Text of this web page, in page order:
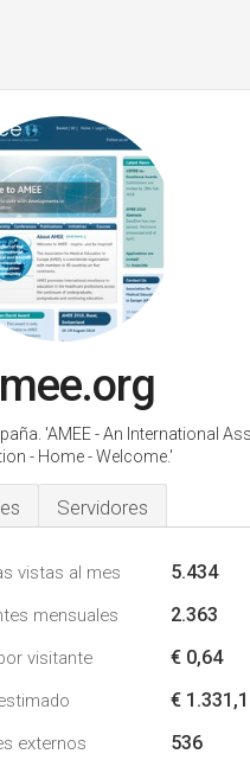
'AMEE - An International
- Home - Welcome.'
Servidores
vistas al mes 5.434
mensuales 2.363
visitante € 0,64
€ 1.331,1
externos 536